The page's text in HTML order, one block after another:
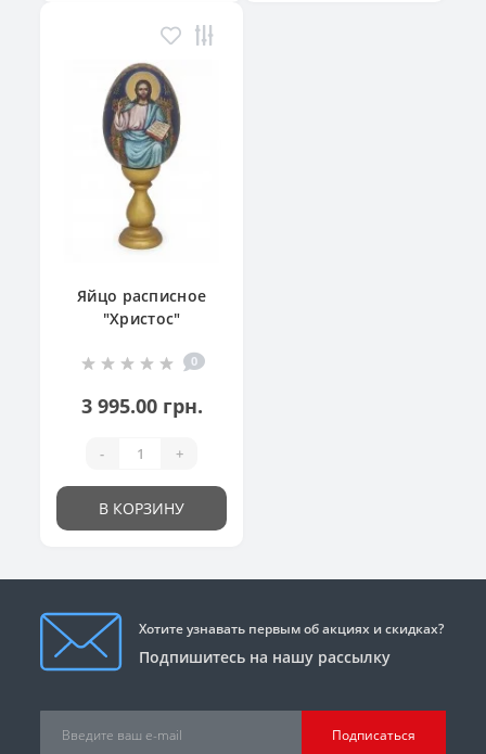
Яйцо расписное
"Христос"
0
3 995.00 грн.
- +
В КОРЗИНУ
Хотите узнавать первым об акциях и скидках?
Подпишитесь на нашу рассылку
Подписаться